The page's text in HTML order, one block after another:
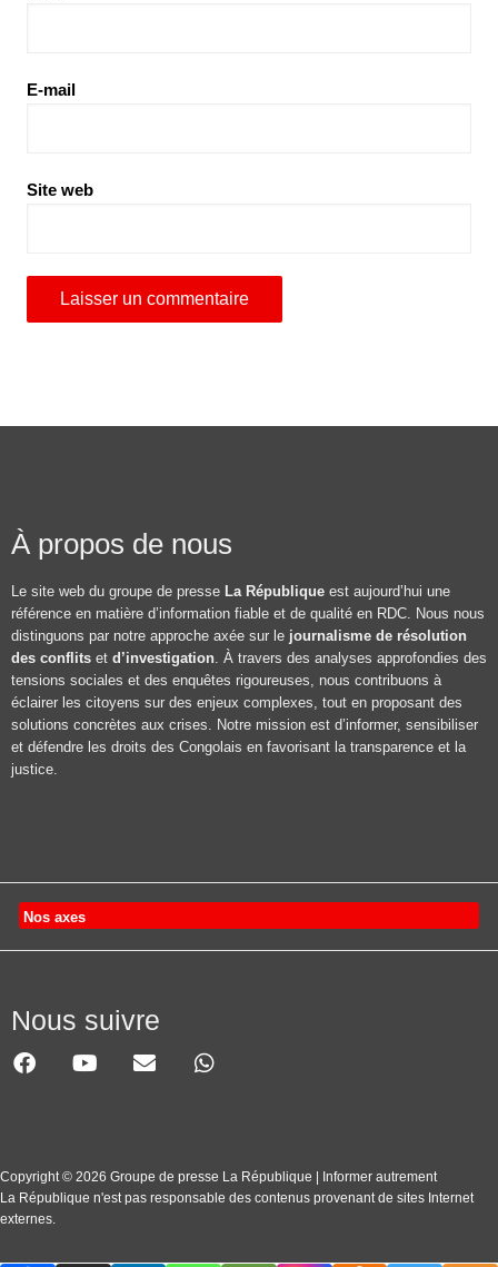
E-mail
Site web
À propos de nous
Le site web du groupe de presse La République est aujourd’hui une
référence en matière d’information fiable et de qualité en RDC. Nous nous
distinguons par notre approche axée sur le journalisme de résolution
des conflits et d’investigation. À travers des analyses approfondies des
tensions sociales et des enquêtes rigoureuses, nous contribuons à
éclairer les citoyens sur des enjeux complexes, tout en proposant des
solutions concrètes aux crises. Notre mission est d’informer, sensibiliser
et défendre les droits des Congolais en favorisant la transparence et la
justice.
Nos axes
Nous suivre
Copyright © 2026 Groupe de presse La République | Informer autrement
La République n'est pas responsable des contenus provenant de sites Internet
externes.